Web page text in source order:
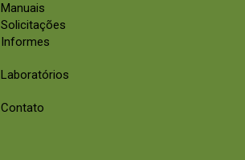
Manuais
Solicitações
Informes
Laboratórios
Contato